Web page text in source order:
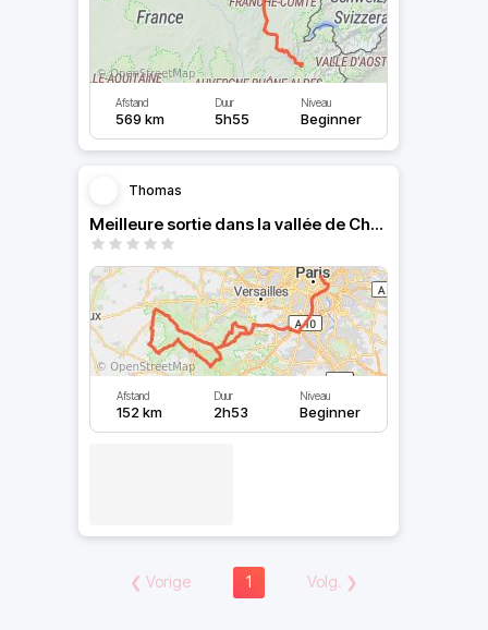
Afstand
569 km
Duur
5h55
Niveau
Beginner
Thomas
Meilleure sortie dans la vallée de Chevreuse
Afstand
152 km
Duur
2h53
Niveau
Beginner
❮ Vorige 1 Volg. ❯